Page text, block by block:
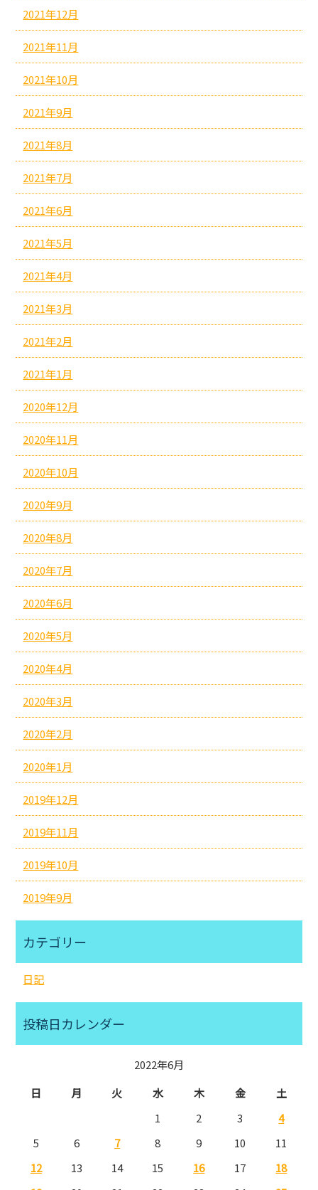
2021年12月
2021年11月
2021年10月
2021年9月
2021年8月
2021年7月
2021年6月
2021年5月
2021年4月
2021年3月
2021年2月
2021年1月
2020年12月
2020年11月
2020年10月
2020年9月
2020年8月
2020年7月
2020年6月
2020年5月
2020年4月
2020年3月
2020年2月
2020年1月
2019年12月
2019年11月
2019年10月
2019年9月
カテゴリー
日記
投稿日カレンダー
2022年6月
日
月 火 水 木 金
土
1
2 3
4
5
6 7 8 9 10
11
12
13 14 15 16 17
18